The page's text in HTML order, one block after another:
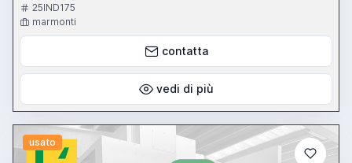
25IND175
marmonti
contatta
vedi di più
usato